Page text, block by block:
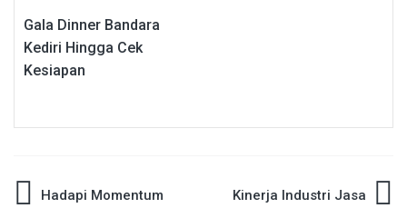
Gala Dinner Bandara
Kediri Hingga Cek
Kesiapan
Hadapi Momentum
Kinerja Industri Jasa